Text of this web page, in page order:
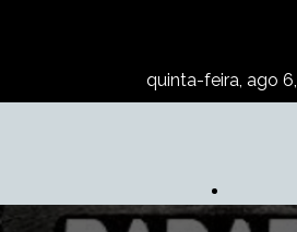
quinta-feira, ago